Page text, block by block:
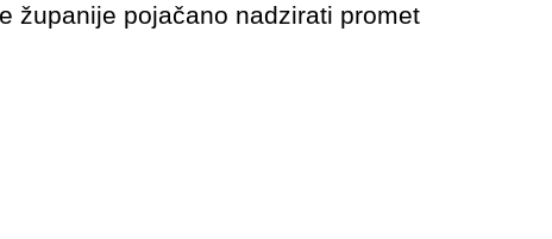
županije pojačano nadzirati promet